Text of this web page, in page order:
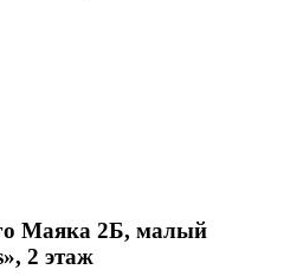
Маяка 2Б, малый
2 этаж